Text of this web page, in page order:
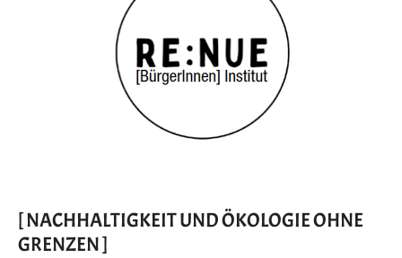
[ NACHHALTIGKEIT UND ÖKOLOGIE OHNE
GRENZEN ]